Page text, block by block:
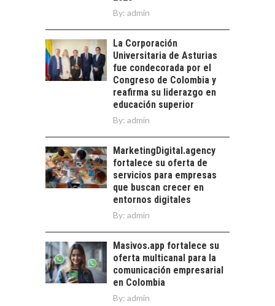
BANCARIO
pymes en Chile:
alternativas que
trascienden el
crédito…
EL CRECIMIENTO DE
LOS SERVICIOS
DIGITALES
EXPORTADOS DESDE
CHILE
El auge de las
exportaciones de
servicios digitales en
Chile:…
TURISMO EN EL
DESIERTO DE
ATACAMA:
OPORTUNIDADES
PARA EL
DESARROLLO LOCAL
Atacama: Motor
Estratégico para el
Desarrollo Turístico…
By: admin
La Corporación
Universitaria de Asturias
fue condecorada por el
Congreso de Colombia y
reafirma su liderazgo en
educación superior
By: admin
MarketingDigital.agency
fortalece su oferta de
servicios para empresas
que buscan crecer en
entornos digitales
By: admin
Masivos.app fortalece su
oferta multicanal para la
comunicación empresarial
en Colombia
By: admin